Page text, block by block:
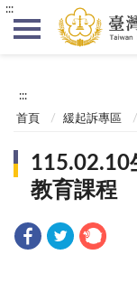
:::
:::
首頁 緩起訴專區
115.02.10
教育課程